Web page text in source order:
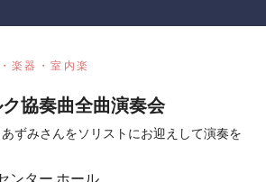
楽器・室内楽
協奏曲全曲演奏会
ずみさんをソリストにお迎えして演奏を
ンター ホール